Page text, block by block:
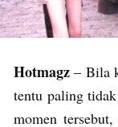
Hotmagz – Bila
tentu paling
momen